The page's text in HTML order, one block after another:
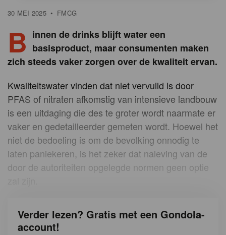
30 MEI 2025 • FMCG
B innen de drinks blijft water een
basisproduct, maar consumenten maken
zich steeds vaker zorgen over de kwaliteit ervan.
Kwaliteitswater vinden dat niet vervuild is door
PFAS of nitraten afkomstig van intensieve landbouw
is een uitdaging die des te groter wordt naarmate er
vaker en gedetailleerder gemeten wordt. Hoewel het
niet de bedoeling is om de bevolking onnodig te
laten paniekeren, is het zeker dat naleving van de
door de autoriteiten opgelegde normen geen optie
Verder lezen? Gratis met een Gondola-
account!